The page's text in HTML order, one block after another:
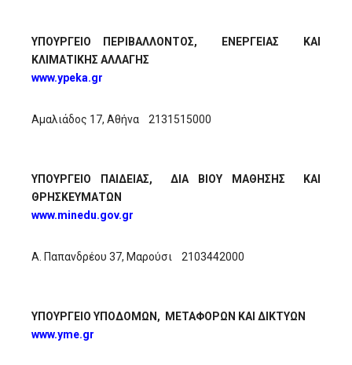
ΥΠΟΥΡΓΕΙΟ ΠΕΡΙΒΑΛΛΟΝΤΟΣ, ΕΝΕΡΓΕΙΑΣ ΚΑΙ
ΚΛΙΜΑΤΙΚΗΣ ΑΛΛΑΓΗΣ
www.ypeka.gr
Αμαλιάδος 17, Αθήνα 2131515000
ΥΠΟΥΡΓΕΙΟ ΠΑΙΔΕΙΑΣ, ΔΙΑ ΒΙΟΥ ΜΑΘΗΣΗΣ ΚΑΙ
ΘΡΗΣΚΕΥΜΑΤΩΝ
www.minedu.gov.gr
Α. Παπανδρέου 37, Μαρούσι 2103442000
ΥΠΟΥΡΓΕΙΟ ΥΠΟΔΟΜΩΝ, ΜΕΤΑΦΟΡΩΝ ΚΑΙ ΔΙΚΤΥΩΝ
www.yme.gr